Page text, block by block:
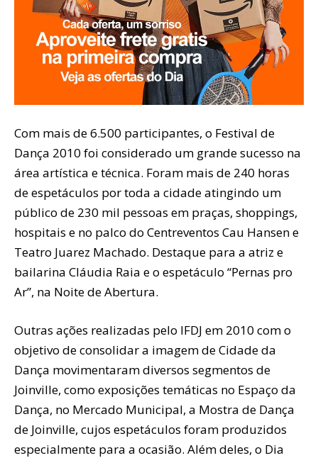
Com mais de 6.500 participantes, o Festival de
Dança 2010 foi considerado um grande sucesso na
área artística e técnica. Foram mais de 240 horas
de espetáculos por toda a cidade atingindo um
público de 230 mil pessoas em praças, shoppings,
hospitais e no palco do Centreventos Cau Hansen e
Teatro Juarez Machado. Destaque para a atriz e
bailarina Cláudia Raia e o espetáculo “Pernas pro
Ar”, na Noite de Abertura.
Outras ações realizadas pelo IFDJ em 2010 com o
objetivo de consolidar a imagem de Cidade da
Dança movimentaram diversos segmentos de
Joinville, como exposições temáticas no Espaço da
Dança, no Mercado Municipal, a Mostra de Dança
de Joinville, cujos espetáculos foram produzidos
especialmente para a ocasião. Além deles, o Dia